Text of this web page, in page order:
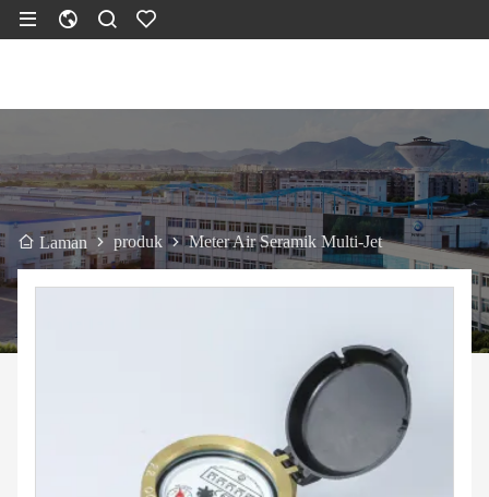
Laman produk Meter Air Seramik Multi-Jet